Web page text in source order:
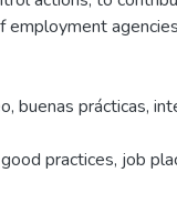
buenas prácticas,
practices, job